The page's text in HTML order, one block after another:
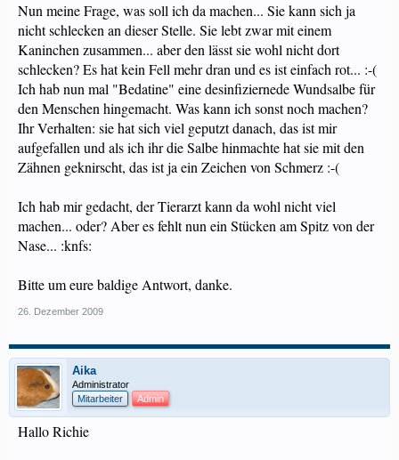
Nun meine Frage, was soll ich da machen... Sie kann sich ja
nicht schlecken an dieser Stelle. Sie lebt zwar mit einem
Kaninchen zusammen... aber den lässt sie wohl nicht dort
schlecken? Es hat kein Fell mehr dran und es ist einfach rot... :-(
Ich hab nun mal "Bedatine" eine desinfiziernede Wundsalbe für
den Menschen hingemacht. Was kann ich sonst noch machen?
Ihr Verhalten: sie hat sich viel geputzt danach, das ist mir
aufgefallen und als ich ihr die Salbe hinmachte hat sie mit den
Zähnen geknirscht, das ist ja ein Zeichen von Schmerz :-(
Ich hab mir gedacht, der Tierarzt kann da wohl nicht viel
machen... oder? Aber es fehlt nun ein Stücken am Spitz von der
Nase... :knfs:
Bitte um eure baldige Antwort, danke.
26. Dezember 2009
Aika
Administrator
Mitarbeiter
Admin
Hallo Richie